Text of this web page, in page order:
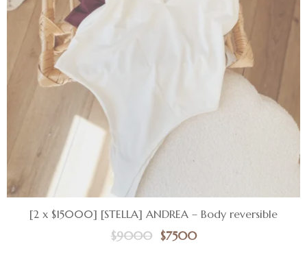
[2 x $15000] [STELLA] ANDREA – Body reversible
$9000 $7500